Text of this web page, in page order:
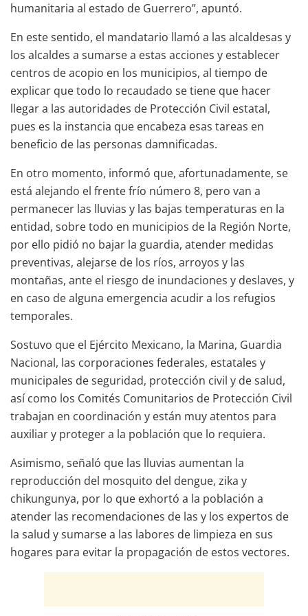
humanitaria al estado de Guerrero”, apuntó.
En este sentido, el mandatario llamó a las alcaldesas y
los alcaldes a sumarse a estas acciones y establecer
centros de acopio en los municipios, al tiempo de
explicar que todo lo recaudado se tiene que hacer
llegar a las autoridades de Protección Civil estatal,
pues es la instancia que encabeza esas tareas en
beneficio de las personas damnificadas.
En otro momento, informó que, afortunadamente, se
está alejando el frente frío número 8, pero van a
permanecer las lluvias y las bajas temperaturas en la
entidad, sobre todo en municipios de la Región Norte,
por ello pidió no bajar la guardia, atender medidas
preventivas, alejarse de los ríos, arroyos y las
montañas, ante el riesgo de inundaciones y deslaves, y
en caso de alguna emergencia acudir a los refugios
temporales.
Sostuvo que el Ejército Mexicano, la Marina, Guardia
Nacional, las corporaciones federales, estatales y
municipales de seguridad, protección civil y de salud,
así como los Comités Comunitarios de Protección Civil
trabajan en coordinación y están muy atentos para
auxiliar y proteger a la población que lo requiera.
Asimismo, señaló que las lluvias aumentan la
reproducción del mosquito del dengue, zika y
chikungunya, por lo que exhortó a la población a
atender las recomendaciones de las y los expertos de
la salud y sumarse a las labores de limpieza en sus
hogares para evitar la propagación de estos vectores.